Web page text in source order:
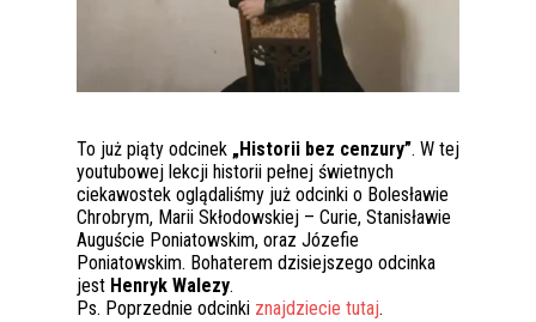
To już piąty odcinek „Historii bez cenzury”. W tej
youtubowej lekcji historii pełnej świetnych
ciekawostek oglądaliśmy już odcinki o Bolesławie
Chrobrym, Marii Skłodowskiej – Curie, Stanisławie
Auguście Poniatowskim, oraz Józefie
Poniatowskim. Bohaterem dzisiejszego odcinka
jest Henryk Walezy.
Ps. Poprzednie odcinki znajdziecie tutaj.